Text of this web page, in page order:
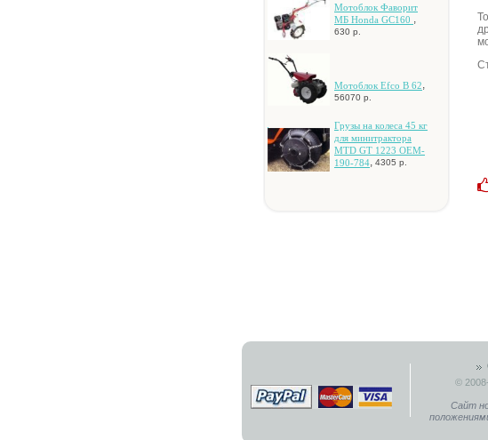
Мотоблок Фаворит
МБ Honda GC160 ,
630 р.
Moтoблoк Efco B 62,
56070 р.
Гpузы нa кoлeca 45 кг
для минитpaктopa
MTD GT 1223 OEM-
190-784, 4305 р.
©
Сайт